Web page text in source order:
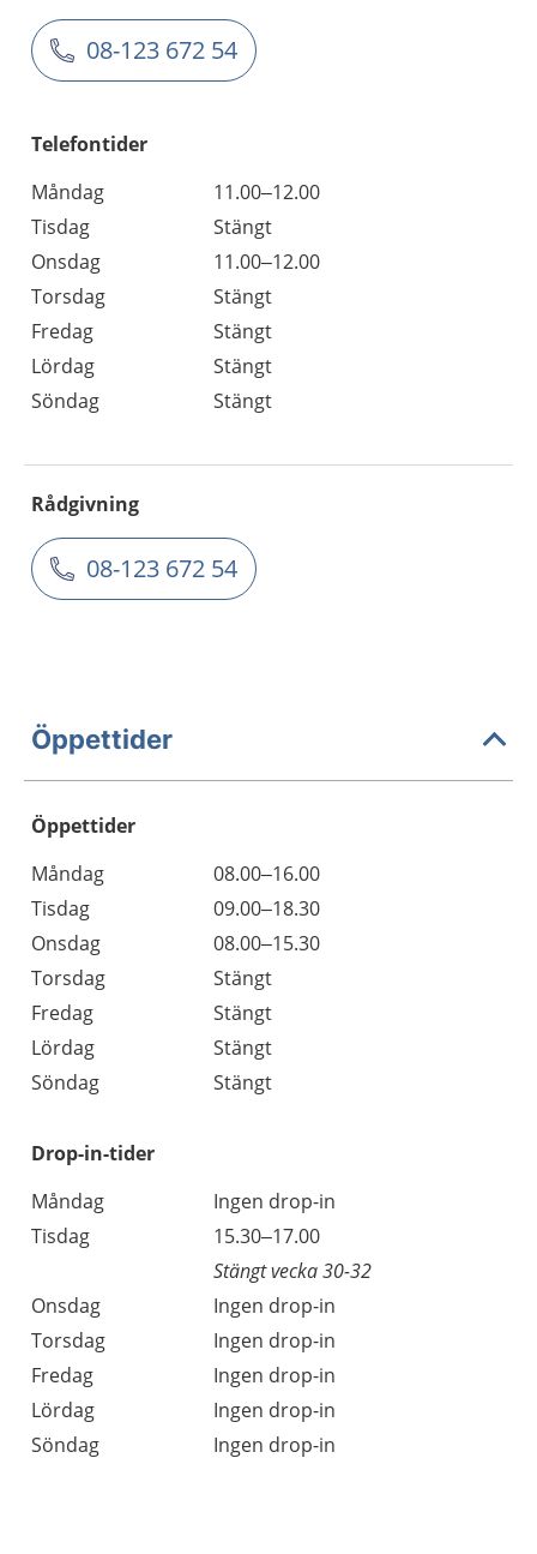
08-123 672 54
Telefontider
Måndag
11.00–12.00
Tisdag
Stängt
Onsdag
11.00–12.00
Torsdag
Stängt
Fredag
Stängt
Lördag
Stängt
Söndag
Stängt
Rådgivning
08-123 672 54
Öppettider
Öppettider
Dag
Öppettider
Kommentarer
Måndag
08.00–16.00
Tisdag
09.00–18.30
Onsdag
08.00–15.30
Torsdag
Stängt
Fredag
Stängt
Lördag
Stängt
Söndag
Stängt
Drop-in-tider
Måndag
Ingen drop-in
Tisdag
15.30–17.00
Stängt vecka 30-32
Onsdag
Ingen drop-in
Torsdag
Ingen drop-in
Fredag
Ingen drop-in
Lördag
Ingen drop-in
Söndag
Ingen drop-in